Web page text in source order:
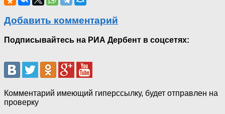
Добавить комментарий
Подписывайтесь на РИА Дербент в соцсетях:
Комментарий имеющий гиперссылку, будет отправлен на
проверку